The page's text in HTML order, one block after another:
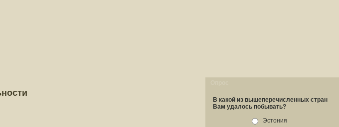
В какой из вышеперечисленных стран
Вам удалось побывать?
Эстония